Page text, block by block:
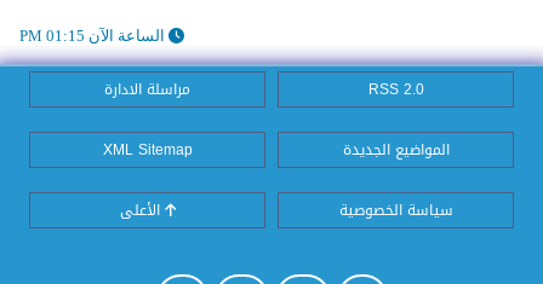
الساعة الآن 01:15 PM
RSS 2.0 مراسلة الادارة
المواضيع الجديدة XML Sitemap
سياسة الخصوصية الأعلى